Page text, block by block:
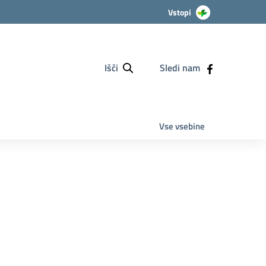
Vstopi
Išči Sledi nam
Vse vsebine